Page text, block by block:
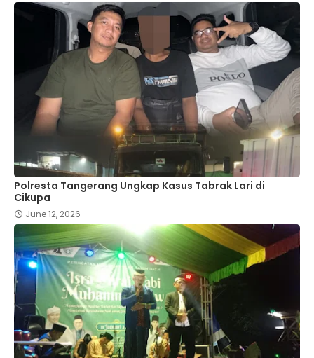
Polresta Tangerang Ungkap Kasus Tabrak Lari di
Cikupa
June 12, 2026